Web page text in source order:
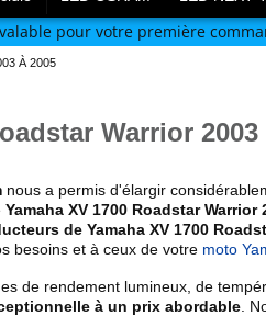
valable pour votre première
À 2005
Warrior 2003
nous a permis d'élargir
Yamaha XV 1700 Roadstar Warrior
de Yamaha XV 1700
besoins et à ceux de votre moto
de rendement lumineux, de
à un prix abordable .